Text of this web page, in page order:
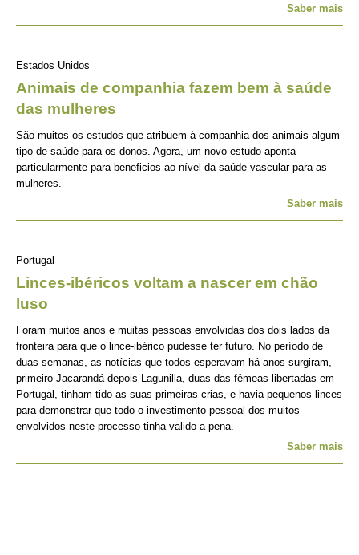
Saber mais
Estados Unidos
Animais de companhia fazem bem à saúde
das mulheres
São muitos os estudos que atribuem à companhia dos animais algum
tipo de saúde para os donos. Agora, um novo estudo aponta
particularmente para beneficios ao nível da saúde vascular para as
mulheres.
Saber mais
Portugal
Linces-ibéricos voltam a nascer em chão
luso
Foram muitos anos e muitas pessoas envolvidas dos dois lados da
fronteira para que o lince-ibérico pudesse ter futuro. No período de
duas semanas, as notícias que todos esperavam há anos surgiram,
primeiro Jacarandá depois Lagunilla, duas das fêmeas libertadas em
Portugal, tinham tido as suas primeiras crias, e havia pequenos linces
para demonstrar que todo o investimento pessoal dos muitos
envolvidos neste processo tinha valido a pena.
Saber mais